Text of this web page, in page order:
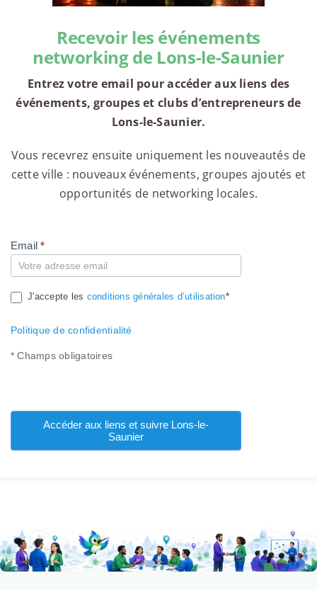
Recevoir les événements
networking de Lons-le-Saunier
Entrez votre email pour accéder aux liens des
événements, groupes et clubs d’entrepreneurs de
Lons-le-Saunier.
Vous recevrez ensuite uniquement les nouveautés de
cette ville : nouveaux événements, groupes ajoutés et
opportunités de networking locales.
Compte
Email*
J'accepte les conditions générales d’utilisation*
Politique de confidentialité
* Champs obligatoires
Accéder aux liens et suivre Lons-le-
Saunier